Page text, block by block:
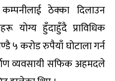
ठेक्का दिलाउन
योग्य हुँदाहुँदै प्राविधिक
५ करोड रुपैयाँ घोटाला गर्न
व्यवसायी सफिक अहमदले